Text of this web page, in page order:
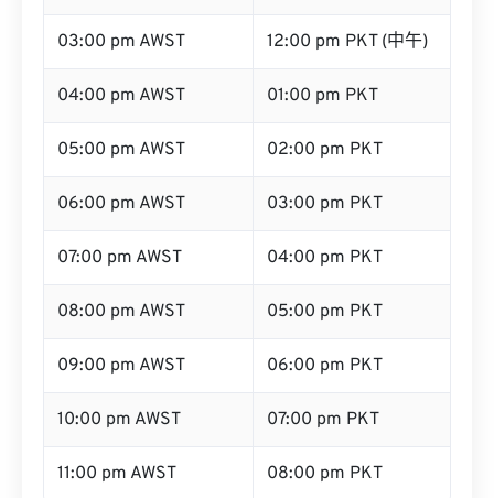
03:00 pm AWST 12:00 pm PKT (中午)
04:00 pm AWST 01:00 pm PKT
05:00 pm AWST 02:00 pm PKT
06:00 pm AWST 03:00 pm PKT
07:00 pm AWST 04:00 pm PKT
08:00 pm AWST 05:00 pm PKT
09:00 pm AWST 06:00 pm PKT
10:00 pm AWST 07:00 pm PKT
11:00 pm AWST 08:00 pm PKT